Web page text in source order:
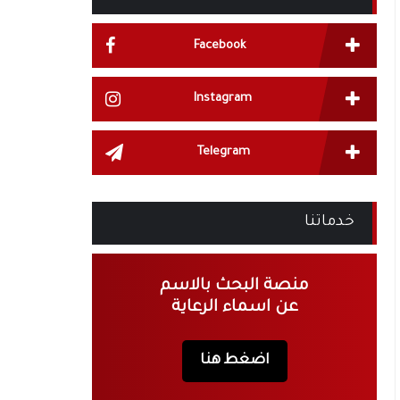
Facebook
Instagram
Telegram
خدماتنا
منصة البحث بالاسم
عن اسماء الرعاية
اضغط هنا